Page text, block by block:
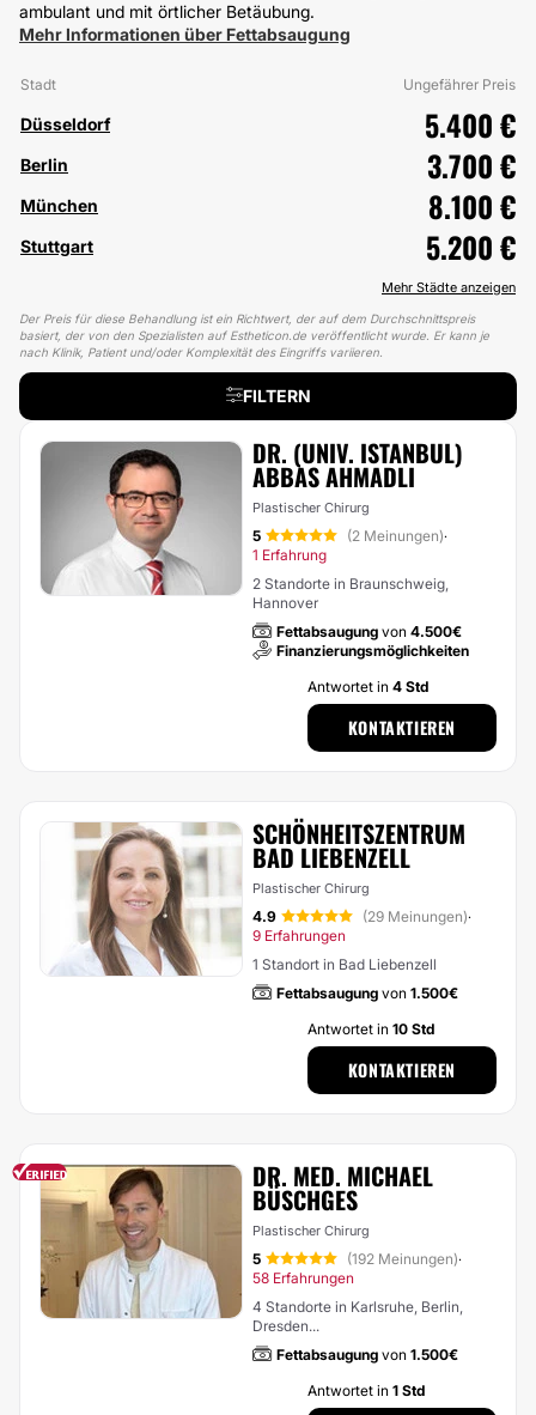
ambulant und mit örtlicher Betäubung.
Mehr Informationen über Fettabsaugung
Stadt Ungefährer Preis
Mehr Städte anzeigen
Düsseldorf 5.400 €
Berlin 3.700 €
München 8.100 €
Stuttgart 5.200 €
Der Preis für diese Behandlung ist ein Richtwert, der auf dem Durchschnittspreis
basiert, der von den Spezialisten auf Estheticon.de veröffentlicht wurde. Er kann je
nach Klinik, Patient und/oder Komplexität des Eingriffs variieren.
FILTERN
DR. (UNIV. ISTANBUL)
ABBAS AHMADLI
Plastischer Chirurg
5 (2 Meinungen)·
1 Erfahrung
2 Standorte in Braunschweig,
Hannover
Fettabsaugung von 4.500€
Finanzierungsmöglichkeiten
Antwortet in 4 Std
KONTAKTIEREN
SCHÖNHEITSZENTRUM
BAD LIEBENZELL
Plastischer Chirurg
4.9 (29 Meinungen)·
9 Erfahrungen
1 Standort in Bad Liebenzell
Fettabsaugung von 1.500€
Antwortet in 10 Std
KONTAKTIEREN
DR. MED. MICHAEL
BÜSCHGES
Plastischer Chirurg
5 (192 Meinungen)·
58 Erfahrungen
4 Standorte in Karlsruhe, Berlin,
Dresden...
Fettabsaugung von 1.500€
Antwortet in 1 Std